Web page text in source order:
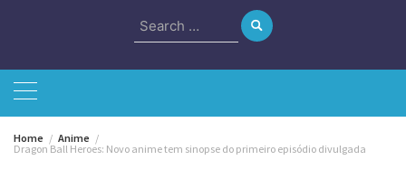
Search
for:
Home
Anime
Dragon Ball Heroes: Novo anime tem sinopse do primeiro episódio divulgada